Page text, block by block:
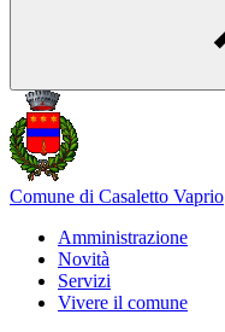
Comune di Casaletto Vaprio
Amministrazione
Novità
Servizi
Vivere il comune